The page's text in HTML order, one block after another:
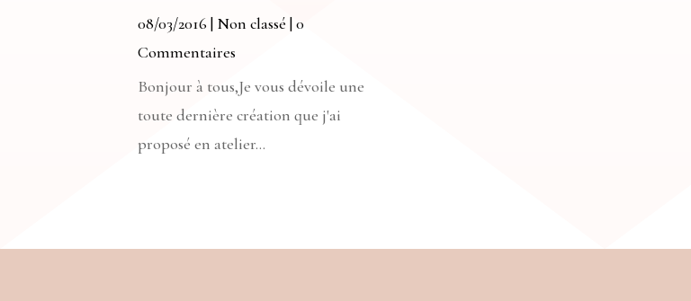
08/03/2016 | Non classé | 0
Commentaires
Bonjour à tous,Je vous dévoile une
toute dernière création que j'ai
proposé en atelier...